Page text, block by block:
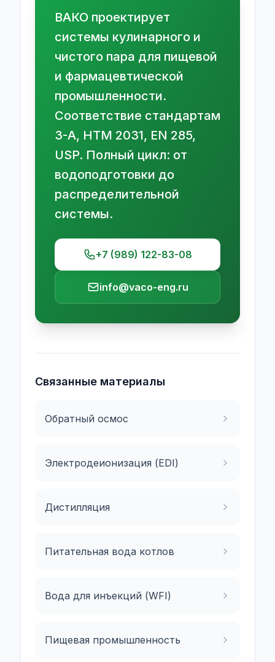
ВАКО проектирует
системы кулинарного и
чистого пара для пищевой
и фармацевтической
промышленности.
Соответствие стандартам
3-A, HTM 2031, EN 285,
USP. Полный цикл: от
водоподготовки до
распределительной
системы.
+7 (989) 122-83-08
info@vaco-eng.ru
Связанные материалы
Обратный осмос
Электродеионизация (EDI)
Дистилляция
Питательная вода котлов
Вода для инъекций (WFI)
Пищевая промышленность